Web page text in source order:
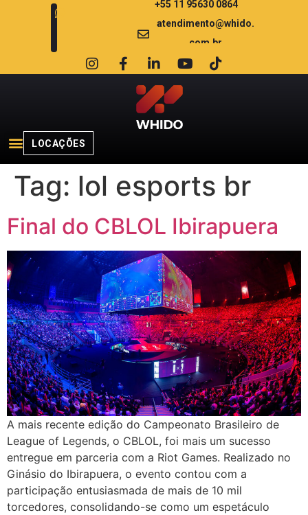
+55 11 95630 0864
atendimento@whido.
com.br
LOCAÇÕES
Tag: lol esports br
Final do CBLOL Ibirapuera
A mais recente edição do Campeonato Brasileiro de
League of Legends, o CBLOL, foi mais um sucesso
entregue em parceria com a Riot Games. Realizado no
Ginásio do Ibirapuera, o evento contou com a
participação entusiasmada de mais de 10 mil
torcedores, consolidando-se como um espetáculo